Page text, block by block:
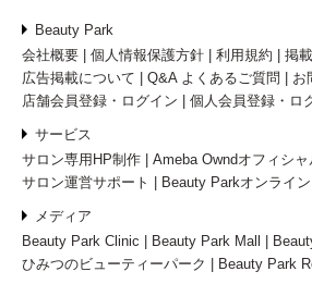
Beauty Park
会社概要
個人情報保護方針 利用規約
掲
広告掲載について
Q&A よくあるご質問
お
店舗会員登録・ログイン
個人会員登録・ロ
サービス
サロン専用HP制作
Ameba Owndオフィシ
サロン運営サポート
Beauty Parkオンライン
メディア
Beauty Park Clinic
Beauty Park Mall
ひみつのビューティーパーク
Beauty Park